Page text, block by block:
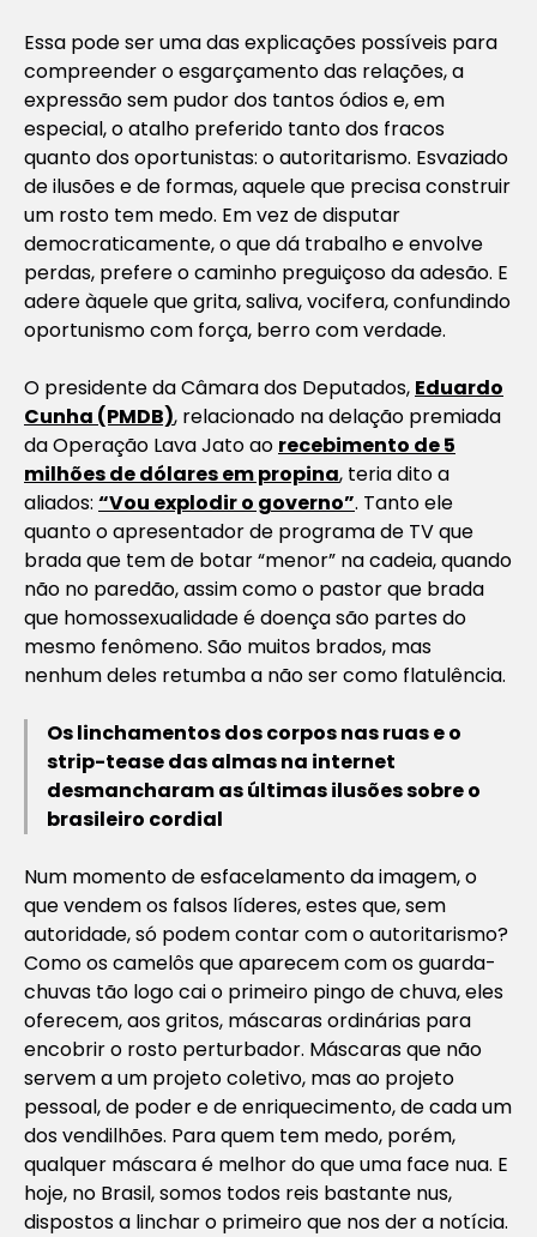
Essa pode ser uma das explicações possíveis para
compreender o esgarçamento das relações, a
expressão sem pudor dos tantos ódios e, em
especial, o atalho preferido tanto dos fracos
quanto dos oportunistas: o autoritarismo. Esvaziado
de ilusões e de formas, aquele que precisa construir
um rosto tem medo. Em vez de disputar
democraticamente, o que dá trabalho e envolve
perdas, prefere o caminho preguiçoso da adesão. E
adere àquele que grita, saliva, vocifera, confundindo
oportunismo com força, berro com verdade.
O presidente da Câmara dos Deputados, Eduardo
Cunha (PMDB), relacionado na delação premiada
da Operação Lava Jato ao recebimento de 5
milhões de dólares em propina, teria dito a
aliados: “Vou explodir o governo”. Tanto ele
quanto o apresentador de programa de TV que
brada que tem de botar “menor” na cadeia, quando
não no paredão, assim como o pastor que brada
que homossexualidade é doença são partes do
mesmo fenômeno. São muitos brados, mas
nenhum deles retumba a não ser como flatulência.
Os linchamentos dos corpos nas ruas e o
strip-tease das almas na internet
desmancharam as últimas ilusões sobre o
brasileiro cordial
Num momento de esfacelamento da imagem, o
que vendem os falsos líderes, estes que, sem
autoridade, só podem contar com o autoritarismo?
Como os camelôs que aparecem com os guarda-
chuvas tão logo cai o primeiro pingo de chuva, eles
oferecem, aos gritos, máscaras ordinárias para
encobrir o rosto perturbador. Máscaras que não
servem a um projeto coletivo, mas ao projeto
pessoal, de poder e de enriquecimento, de cada um
dos vendilhões. Para quem tem medo, porém,
qualquer máscara é melhor do que uma face nua. E
hoje, no Brasil, somos todos reis bastante nus,
dispostos a linchar o primeiro que nos der a notícia.